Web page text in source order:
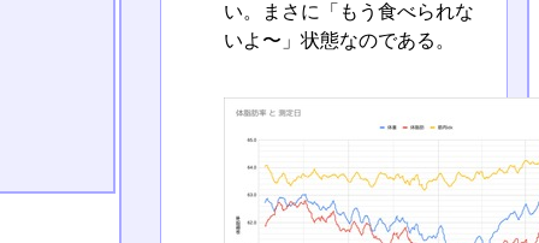
い。まさに「もう食べられな
いよ〜」状態なのである。